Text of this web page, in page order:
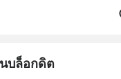
บล็อกดิต